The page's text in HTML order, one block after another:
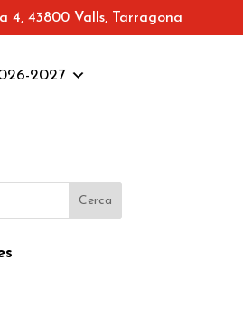
4, 43800 Valls, Tarragona
2027